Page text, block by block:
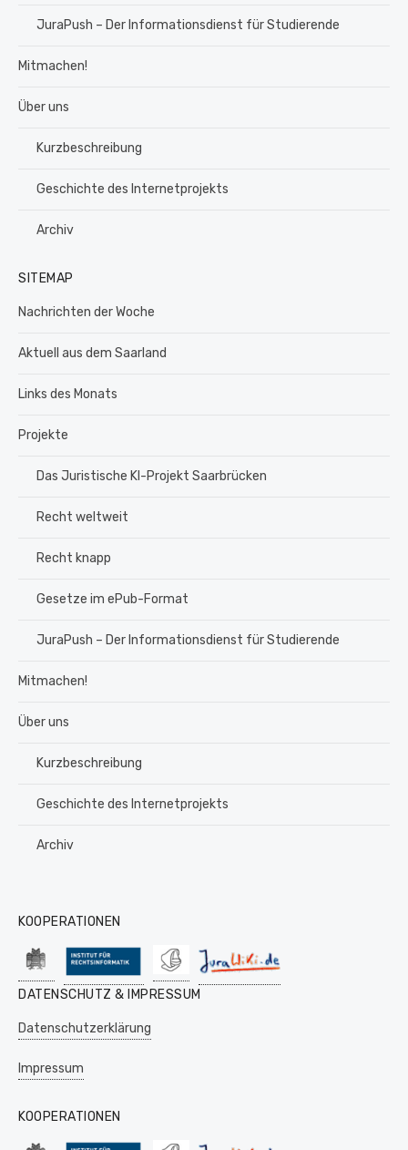
JuraPush – Der Informationsdienst für Studierende
Mitmachen!
Über uns
Kurzbeschreibung
Geschichte des Internetprojekts
Archiv
SITEMAP
Nachrichten der Woche
Aktuell aus dem Saarland
Links des Monats
Projekte
Das Juristische KI-Projekt Saarbrücken
Recht weltweit
Recht knapp
Gesetze im ePub-Format
JuraPush – Der Informationsdienst für Studierende
Mitmachen!
Über uns
Kurzbeschreibung
Geschichte des Internetprojekts
Archiv
KOOPERATIONEN
DATENSCHUTZ & IMPRESSUM
Datenschutzerklärung
Impressum
KOOPERATIONEN